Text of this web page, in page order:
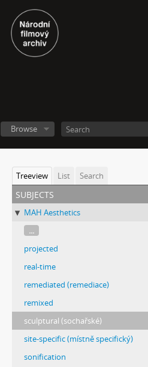
Browse
Treeview List Search
subjects
MAH Aesthetics
...
projected
real-time
remediated (remediace)
remixed
sculptural (sochařské)
site-specific (místně specifický)
sonification